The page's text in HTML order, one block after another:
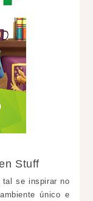
Stuff
tal se inspirar no
único e